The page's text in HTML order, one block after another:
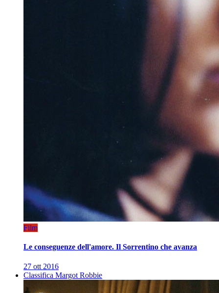
Film
Le conseguenze dell'amore. Il Sorrentino che avanza
27 ott 2016
Classifica Margot Robbie